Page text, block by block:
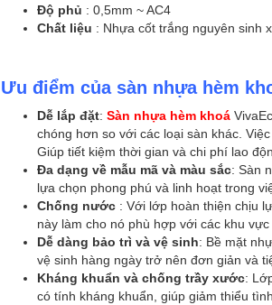
Độ phủ : 0,5mm ~ AC4
Chất liệu : Nhựa cốt trắng nguyên sinh
Ưu điểm của sàn nhựa hèm
Dễ lắp đặt: Sàn nhựa hèm khoá
chóng hơn so với các loại sàn khác.
Giúp tiết kiệm thời gian và chi phí lao
Đa dạng về mẫu mã và màu sắc: Sàn
lựa chọn phong phú và linh hoạt trong
Chống nước : Với lớp hoàn thiện chịu
này làm cho nó phù hợp với các khu
Dễ dàng bảo trì và vệ sinh: Bề mặt
vệ sinh hàng ngày trở nên đơn giản và
Kháng khuẩn và chống trầy xước:
có tính kháng khuẩn, giúp giảm thiểu